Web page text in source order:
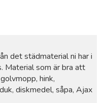
det städmaterial ni har i
Material som är bra att
hink,
diskmedel, såpa, Ajax